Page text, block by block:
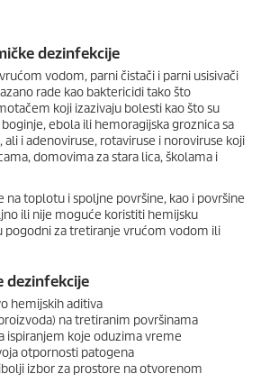
dezinfekcije
vodom, parni čistači i parni usisivači
rade kao baktericidi tako što
koji izazivaju bolesti kao što su
boginje, ebola ili hemoragijska groznica sa
i adenoviruse, rotaviruse i noroviruse koji
domovima za stara lica, školama i
na toplotu i spoljne površine, kao i površine
ili nije moguće koristiti hemijsku
pogodni za tretiranje vrućom vodom ili
dezinfekcije
hemijskih aditiva
na tretiranim površinama
ispiranjem koje oduzima vreme
otpornosti patogena
izbor za prostore na otvorenom